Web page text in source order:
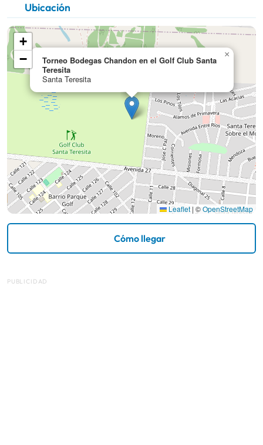
Ubicación
Torneo Bodegas Chandon en el Golf Club Santa
Teresita
Santa Teresita
×
+
−
Leaflet | ©OpenStreetMap
Cómo llegar
PUBLICIDAD